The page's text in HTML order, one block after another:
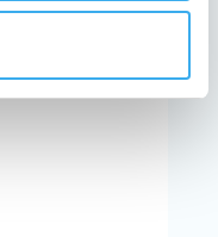
met een
criteria. Die
orthodontist zijn
staan